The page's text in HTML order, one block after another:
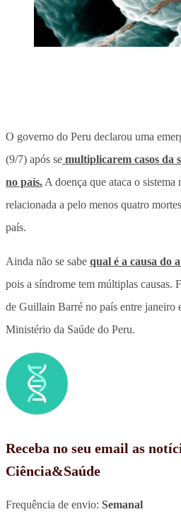
O governo do Peru declarou uma
(9/7) após se multiplicarem casos da
no país. A doença que ataca o sistema
relacionada a pelo menos quatro
país.
Ainda não se sabe qual é a causa do
pois a síndrome tem múltiplas causas.
de Guillain Barré no país entre janeiro
Ministério da Saúde do Peru.
Receba no seu email as
Ciência&Saúde
Frequência de envio: Semanal